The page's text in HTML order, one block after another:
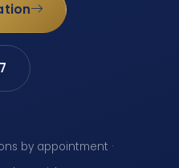
by appointment ·